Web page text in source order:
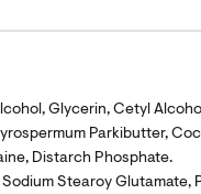
Glycerin, Cetyl
Parkibutter,
Distarch Phosphate.
Stearoy Glutamate,